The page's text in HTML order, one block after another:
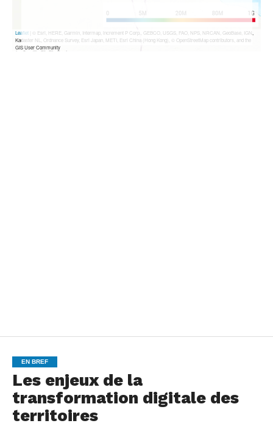
EN BREF
Les enjeux de la
transformation digitale des
territoires